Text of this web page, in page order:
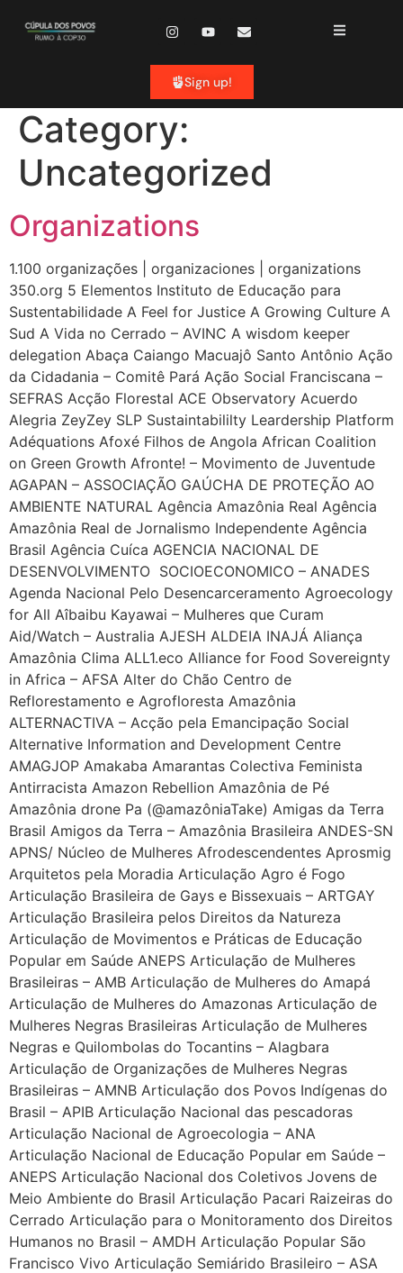
Sign up!
Category:
Uncategorized
Organizations
1.100 organizações | organizaciones | organizations
350.org 5 Elementos Instituto de Educação para
Sustentabilidade A Feel for Justice A Growing Culture A
Sud A Vida no Cerrado – AVINC A wisdom keeper
delegation Abaça Caiango Macuajô Santo Antônio Ação
da Cidadania – Comitê Pará Ação Social Franciscana –
SEFRAS Acção Florestal ACE Observatory Acuerdo
Alegria ZeyZey SLP Sustaintabililty Leardership Platform
Adéquations Afoxé Filhos de Angola African Coalition
on Green Growth Afronte! – Movimento de Juventude
AGAPAN – ASSOCIAÇÃO GAÚCHA DE PROTEÇÃO AO
AMBIENTE NATURAL Agência Amazônia Real Agência
Amazônia Real de Jornalismo Independente Agência
Brasil Agência Cuíca AGENCIA NACIONAL DE
DESENVOLVIMENTO SOCIOECONOMICO – ANADES
Agenda Nacional Pelo Desencarceramento Agroecology
for All Aîbaibu Kayawai – Mulheres que Curam
Aid/Watch – Australia AJESH ALDEIA INAJÁ Aliança
Amazônia Clima ALL1.eco Alliance for Food Sovereignty
in Africa – AFSA Alter do Chão Centro de
Reflorestamento e Agrofloresta Amazônia
ALTERNACTIVA – Acção pela Emancipação Social
Alternative Information and Development Centre
AMAGJOP Amakaba Amarantas Colectiva Feminista
Antirracista Amazon Rebellion Amazônia de Pé
Amazônia drone Pa (@amazôniaTake) Amigas da Terra
Brasil Amigos da Terra – Amazônia Brasileira ANDES-SN
APNS/ Núcleo de Mulheres Afrodescendentes Aprosmig
Arquitetos pela Moradia Articulação Agro é Fogo
Articulação Brasileira de Gays e Bissexuais – ARTGAY
Articulação Brasileira pelos Direitos da Natureza
Articulação de Movimentos e Práticas de Educação
Popular em Saúde ANEPS Articulação de Mulheres
Brasileiras – AMB Articulação de Mulheres do Amapá
Articulação de Mulheres do Amazonas Articulação de
Mulheres Negras Brasileiras Articulação de Mulheres
Negras e Quilombolas do Tocantins – Alagbara
Articulação de Organizações de Mulheres Negras
Brasileiras – AMNB Articulação dos Povos Indígenas do
Brasil – APIB Articulação Nacional das pescadoras
Articulação Nacional de Agroecologia – ANA
Articulação Nacional de Educação Popular em Saúde –
ANEPS Articulação Nacional dos Coletivos Jovens de
Meio Ambiente do Brasil Articulação Pacari Raizeiras do
Cerrado Articulação para o Monitoramento dos Direitos
Humanos no Brasil – AMDH Articulação Popular São
Francisco Vivo Articulação Semiárido Brasileiro – ASA